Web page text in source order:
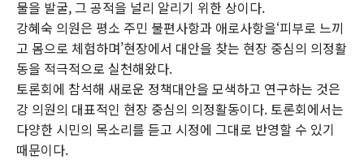
물을 발굴, 그 공적을 널리 알리기 위한 상이다.
강혜숙 의원은 평소 주민 불편사항과 애로사항을‘피부로 느끼
고 몸으로 체험하며’현장에서 대안을 찾는 현장 중심의 의정활
동을 적극적으로 실천해왔다.
토론회에 참석해 새로운 정책대안을 모색하고 연구하는 것은
강 의원의 대표적인 현장 중심의 의정활동이다. 토론회에서는
다양한 시민의 목소리를 듣고 시정에 그대로 반영할 수 있기
때문이다.